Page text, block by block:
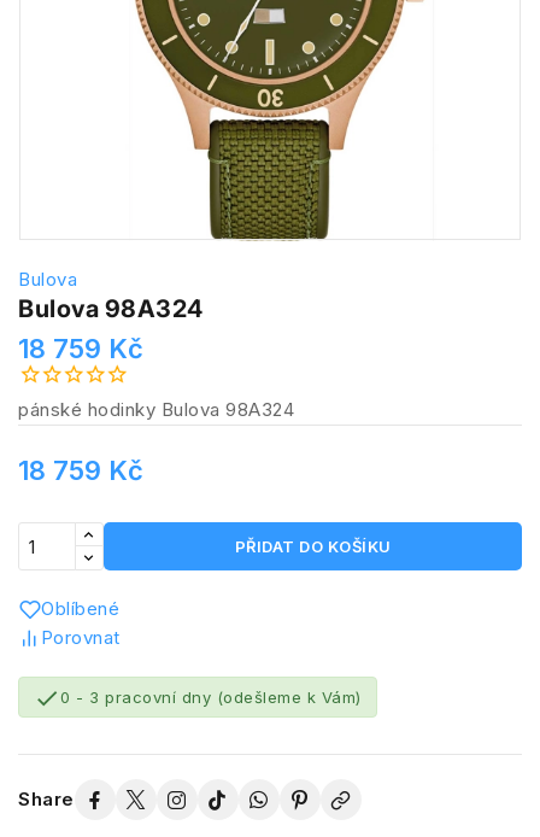
Bulova
Bulova 98A324
18 759 Kč
pánské hodinky Bulova 98A324
18 759 Kč
PŘIDAT DO KOŠÍKU
Oblíbené
Porovnat
0 - 3 pracovní dny (odešleme k Vám)
Share